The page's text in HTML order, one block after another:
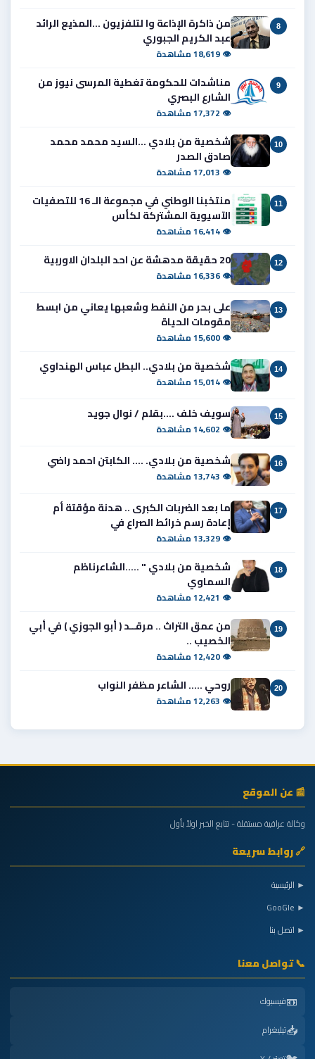
8
من ذاكرة الإذاعة وا لتلفزيون ...المذيع الرائد
عبد الكريم الجبوري
👁 18,619 مشاهدة
9
مناشدات للحكومة تغطية المرسى نيوز من
الشارع البصري
👁 17,372 مشاهدة
10
شخصية من بلادي ...السيد محمد محمد
صادق الصدر
👁 17,013 مشاهدة
11
منتخبنا الوطني في مجموعة الـ 16 للتصفيات
الآسيوية المشتركة لكأس
👁 16,414 مشاهدة
12 20 حقيقة مدهشة عن احد البلدان الاوربية
👁 16,336 مشاهدة
13
على بحر من النفط وشعبها يعاني من ابسط
مقومات الحياة
👁 15,600 مشاهدة
14 شخصية من بلادي.. البطل عباس الهنداوي
👁 15,014 مشاهدة
15 سويف خلف ....بقلم / نوال جويد
👁 14,602 مشاهدة
16 شخصية من بلادي. .... الكابتن احمد راضي
👁 13,743 مشاهدة
17
ما بعد الضربات الكبرى .. هدنة مؤقتة أم
إعادة رسم خرائط الصراع في
👁 13,329 مشاهدة
18
شخصية من بلادي " .....الشاعرناظم
السماوي
👁 12,421 مشاهدة
19
من عمق التراث .. مرقــد ( أبو الجوزي ) في أبي
الخصيب ..
👁 12,420 مشاهدة
20 روحي ..... الشاعر مظفر النواب
👁 12,263 مشاهدة
📰 عن الموقع
وكالة عراقية مستقلة - تتابع الخبر اولاً بأول
🔗 روابط سريعة
► الرئيسية
► GooGle
► اتصل بنا
📞 تواصل معنا
📼فيسبوك
📥تيليغرام